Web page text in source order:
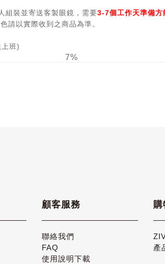
組裝並寄送客製眼鏡，需要3-7個工作天準備
色請以實際收到之商品為準。
班)
7%
顧客服務
聯絡我們
FAQ
使用說明下載
購
產